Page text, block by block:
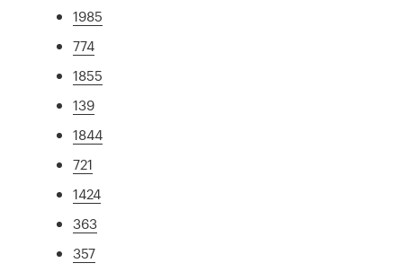
1985
774
1855
139
1844
721
1424
363
357